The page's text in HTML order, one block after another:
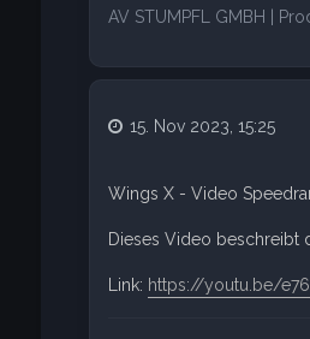
AV STUMPFL GMBH |
15. Nov 2023, 15:25
Wings X - Video
Dieses Video beschreibt
Link: https://youtu.be/